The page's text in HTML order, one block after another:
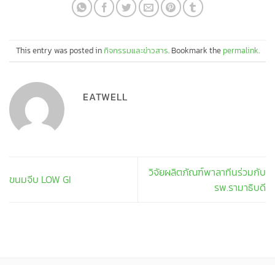
This entry was posted inกิจกรรมและข่าวสาร. Bookmark the permalink.
EATWELL
ขนมจีบ LOW GI
วิจัยผลิตภัณฑ์พาลาทีนร่วมกับ
รพ.รามาธิบดี